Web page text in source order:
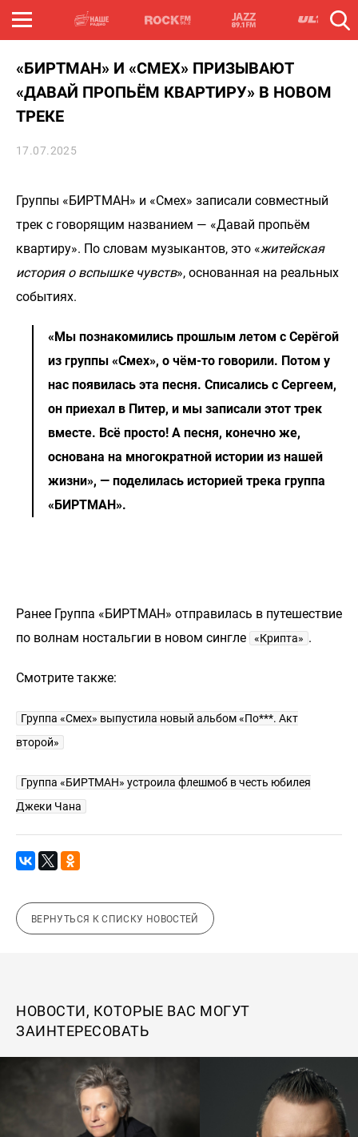
«БИРТМАН» И «СМЕХ» ПРИЗЫВАЮТ
«ДАВАЙ ПРОПЬЁМ КВАРТИРУ» В НОВОМ
ТРЕКЕ
17.07.2025
Группы «БИРТМАН» и «Смех» записали совместный
трек с говорящим названием — «Давай пропьём
квартиру». По словам музыкантов, это «житейская
история о вспышке чувств», основанная на реальных
событиях.
«Мы познакомились прошлым летом с Серёгой
из группы «Смех», о чём-то говорили. Потом у
нас появилась эта песня. Списались с Сергеем,
он приехал в Питер, и мы записали этот трек
вместе. Всё просто! А песня, конечно же,
основана на многократной истории из нашей
жизни», — поделилась историей трека группа
«БИРТМАН».
Ранее Группа «БИРТМАН» отправилась в путешествие
по волнам ностальгии в новом сингле
«Крипта» .
Смотрите также:
Группа «Смех» выпустила новый альбом «По***. Акт
второй»
Группа «БИРТМАН» устроила флешмоб в честь юбилея
Джеки Чана
ВЕРНУТЬСЯ К СПИСКУ НОВОСТЕЙ
НОВОСТИ, КОТОРЫЕ ВАС МОГУТ
ЗАИНТЕРЕСОВАТЬ